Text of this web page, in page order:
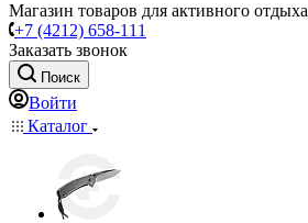
Магазин товаров для активного отдыха
+7 (4212) 658-111
Заказать звонок
Поиск
Войти
Каталог